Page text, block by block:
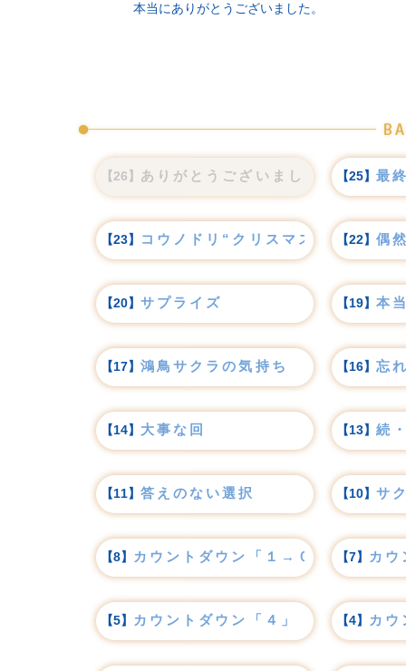
本当にありがとうございました。
【26】 ありがとうございました 【25】 最
【23】 コウノドリ“クリスマス”ライブ
【22】 偶
【20】 サプライズ 【19】 本
【17】 鴻鳥サクラの気持ち 【16】 忘
【14】 大事な回 【13】 続
【11】 答えのない選択 【10】 サ
【8】 カウントダウン「１→０！」【7】 カ
【5】 カウントダウン「４」 【4】 カ